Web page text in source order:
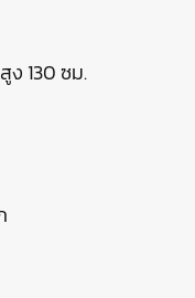
ง 130 ซม.